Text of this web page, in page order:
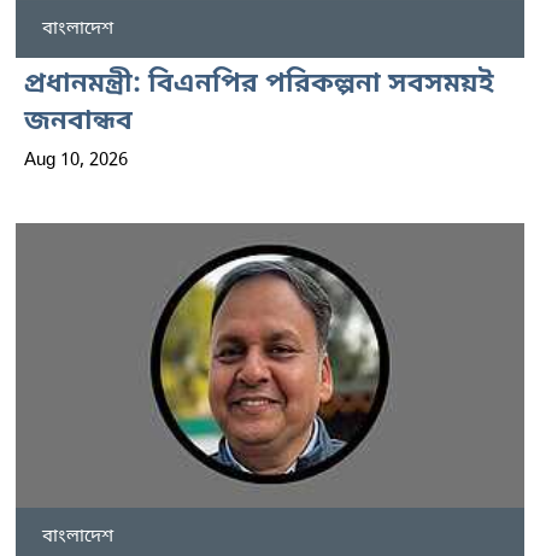
বাংলাদেশ
প্রধানমন্ত্রী: বিএনপির পরিকল্পনা সবসময়ই
জনবান্ধব
Aug 10, 2026
বাংলাদেশ